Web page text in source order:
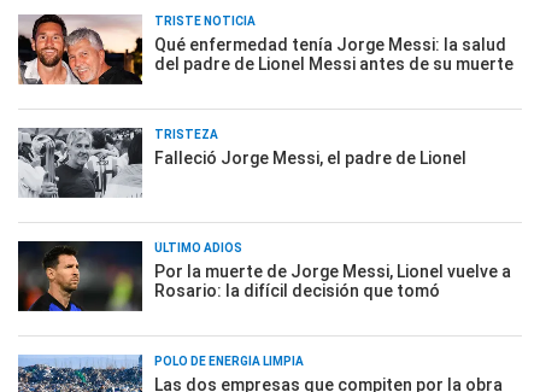
TRISTE NOTICIA
Qué enfermedad tenía Jorge Messi: la salud
del padre de Lionel Messi antes de su muerte
TRISTEZA
Falleció Jorge Messi, el padre de Lionel
ÚLTIMO ADIÓS
Por la muerte de Jorge Messi, Lionel vuelve a
Rosario: la difícil decisión que tomó
POLO DE ENERGÍA LIMPIA
Las dos empresas que compiten por la obra